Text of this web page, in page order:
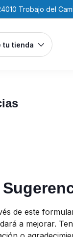
Trobajo del
tu tienda
de este
a mejorar.